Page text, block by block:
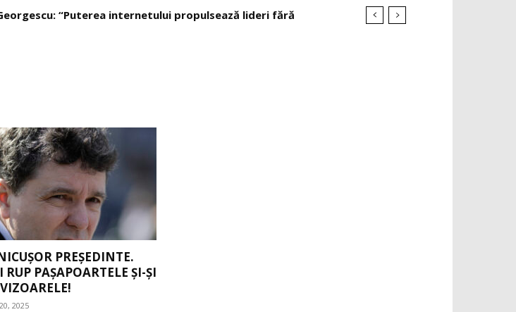
“Puterea internetului propulsează lideri fără
PREȘEDINTE.
PAȘAPOARTELE ȘI-ȘI
2025